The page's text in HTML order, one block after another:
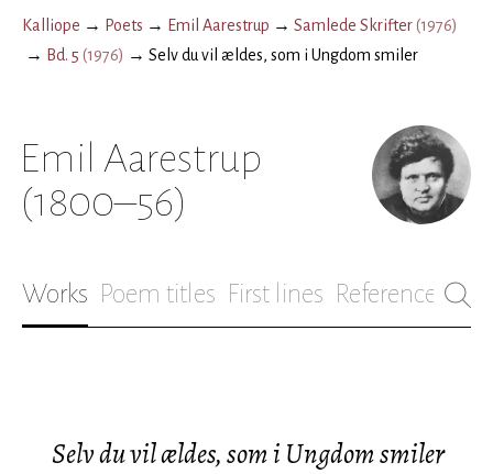
Kalliope → Poets → Emil Aarestrup → Samlede Skrifter(1976)
→ Bd. 5 (1976) → Selv du vil ældes, som i Ungdom smiler
Emil Aarestrup
(1800–56)
Works Poem titles First lines References
Selv du vil ældes, som i Ungdom smiler